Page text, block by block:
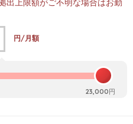
出上限額がご不明な場合はお勤
円/月額
23,000円